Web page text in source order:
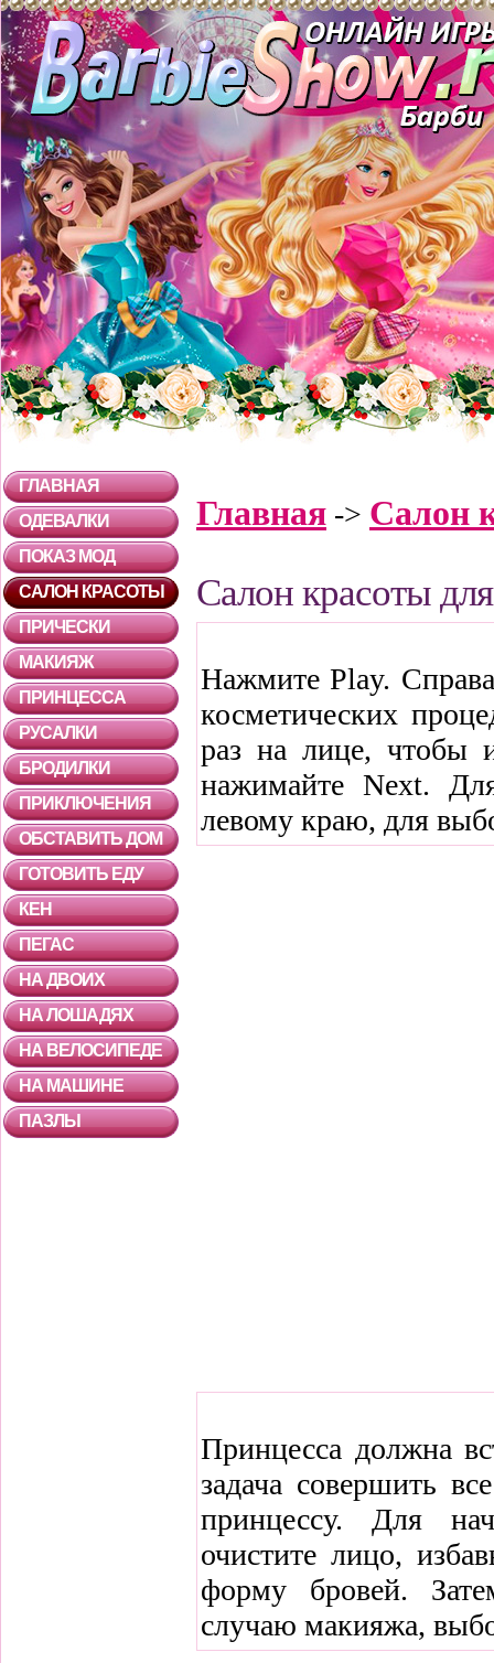
ГЛАВНАЯ
ОДЕВАЛКИ
ПОКАЗ МОД
САЛОН КРАСОТЫ
ПРИЧЕСКИ
МАКИЯЖ
ПРИНЦЕССА
РУСАЛКИ
БРОДИЛКИ
ПРИКЛЮЧЕНИЯ
ОБСТАВИТЬ ДОМ
ГОТОВИТЬ ЕДУ
КЕН
ПЕГАС
НА ДВОИХ
НА ЛОШАДЯХ
НА ВЕЛОСИПЕДЕ
НА МАШИНЕ
ПАЗЛЫ
Главная -> Салон
Салон красоты
Нажмите Play. Справа
косметических
раз на лице, чтобы
нажимайте Next.
левому краю, для
Принцесса должна
задача совершить
принцессу. Для
очистите лицо,
форму бровей.
случаю макияжа,